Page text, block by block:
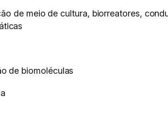
de meio de cultura, biorreatores,
de biomoléculas